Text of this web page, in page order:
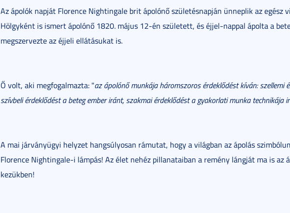
Az ápolók napját Florence Nightingale brit ápolónő születésnapján ünneplik az egész
Hölgyként is ismert ápolónő 1820. május 12-én született, és éjjel-nappal ápolta a
megszervezte az éjjeli ellátásukat is.
Ő volt, aki megfogalmazta: "az ápolónő munkája háromszoros érdeklődést kíván: szellemi
szívbeli érdeklődést a beteg ember iránt, szakmai érdeklődést a gyakorlati munka technikája
A mai járványügyi helyzet hangsúlyosan rámutat, hogy a világban az ápolás
Florence Nightingale-i lámpás! Az élet nehéz pillanataiban a remény lángját ma is az
kezükben!